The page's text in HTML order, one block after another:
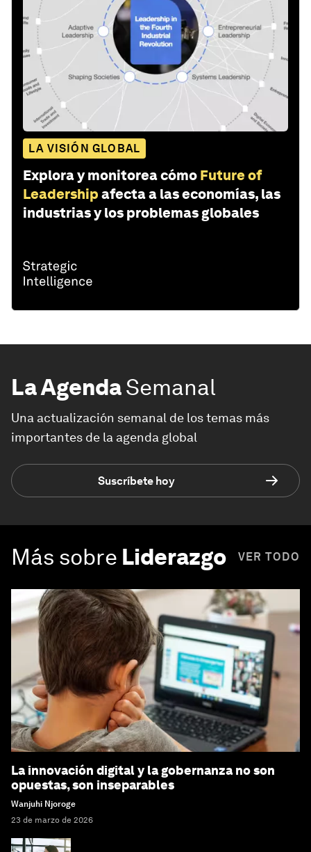
LA VISIÓN GLOBAL
Explora y monitorea cómo Future of
Leadership afecta a las economías, las
industrias y los problemas globales
La AgendaSemanal
Una actualización semanal de los temas más
importantes de la agenda global
Suscríbete hoy
Más sobre Liderazgo VER TODO
La innovación digital y la gobernanza no son
opuestas, son inseparables
Wanjuhi Njoroge
23 de marzo de 2026